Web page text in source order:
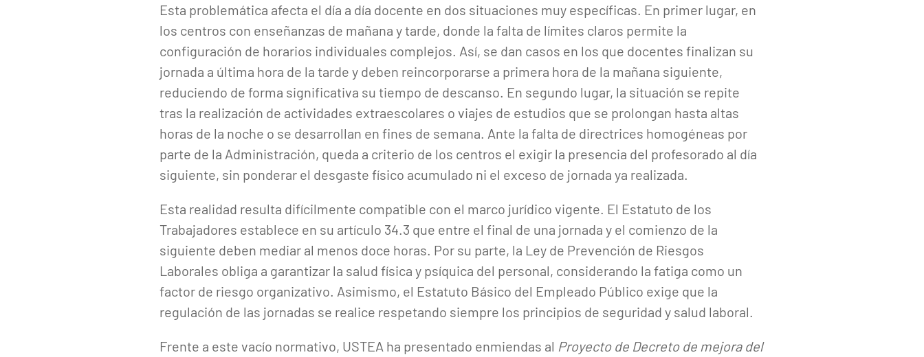
Esta problemática afecta el día a día docente en dos situaciones muy específicas. En primer lugar, en
los centros con enseñanzas de mañana y tarde, donde la falta de límites claros permite la
configuración de horarios individuales complejos. Así, se dan casos en los que docentes finalizan su
jornada a última hora de la tarde y deben reincorporarse a primera hora de la mañana siguiente,
reduciendo de forma significativa su tiempo de descanso. En segundo lugar, la situación se repite
tras la realización de actividades extraescolares o viajes de estudios que se prolongan hasta altas
horas de la noche o se desarrollan en fines de semana. Ante la falta de directrices homogéneas por
parte de la Administración, queda a criterio de los centros el exigir la presencia del profesorado al día
siguiente, sin ponderar el desgaste físico acumulado ni el exceso de jornada ya realizada.
Esta realidad resulta difícilmente compatible con el marco jurídico vigente. El Estatuto de los
Trabajadores establece en su artículo 34.3 que entre el final de una jornada y el comienzo de la
siguiente deben mediar al menos doce horas. Por su parte, la Ley de Prevención de Riesgos
Laborales obliga a garantizar la salud física y psíquica del personal, considerando la fatiga como un
factor de riesgo organizativo. Asimismo, el Estatuto Básico del Empleado Público exige que la
regulación de las jornadas se realice respetando siempre los principios de seguridad y salud laboral.
Frente a este vacío normativo, USTEA ha presentado enmiendas al Proyecto de Decreto de mejora del